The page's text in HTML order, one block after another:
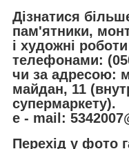
Дізнатися
пам'ятники,
і художні
телефонами:
чи за адресою:
майдан, 11
супермаркету).
e - mail:
Перехід у фото